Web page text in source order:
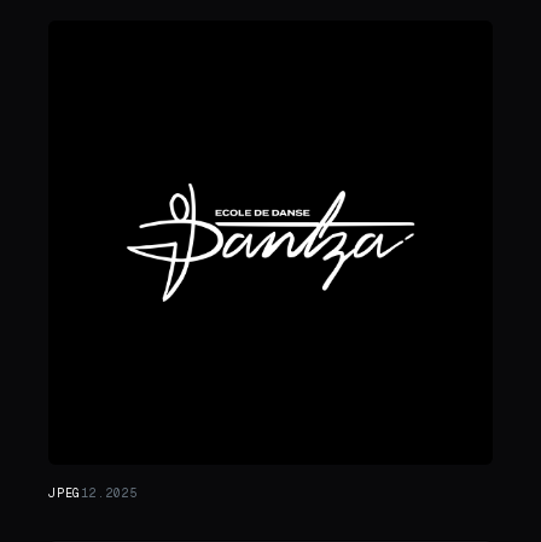
JPEG 12.2025